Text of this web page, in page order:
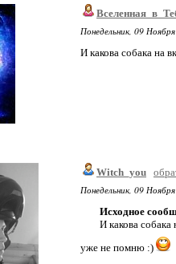
Понедельник, 09
И какова собака на
Witch_you
Понедельник, 09
Исходное
И какова собака
уже не помню :)